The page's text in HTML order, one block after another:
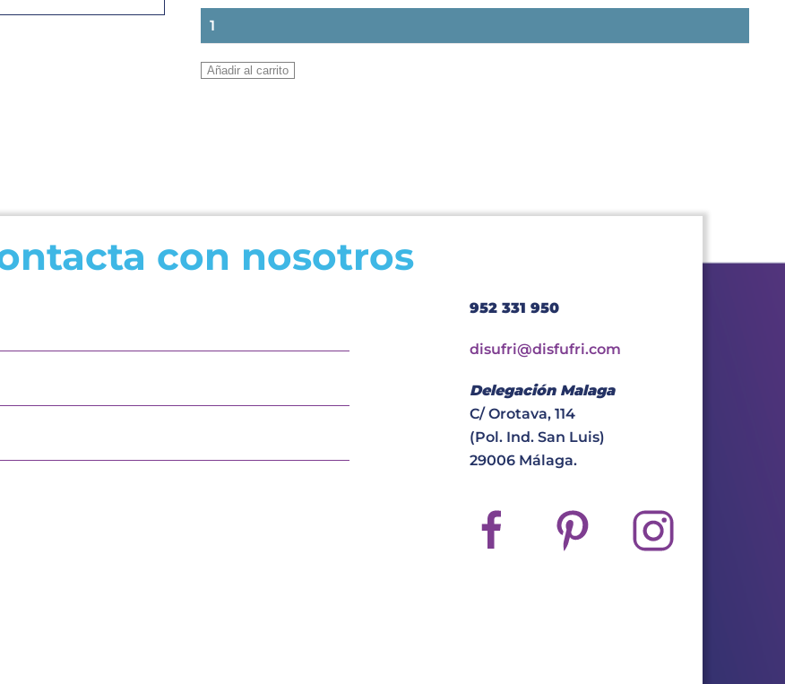
TERMOSTATO
SERVICIO
DANFOSS
Añadir al carrito
con nosotros
952 331 950
disufri@disfufri.com
Delegación Malaga
C/ Orotava, 114
(Pol. Ind. San Luis)
29006 Málaga.